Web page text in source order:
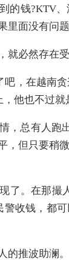
钱?KTV、
里面没有问
必然存在受
，在越南贪
他也不过就
总有人跑
，但只要稍
。在那撮
警收钱，都
推波助澜。